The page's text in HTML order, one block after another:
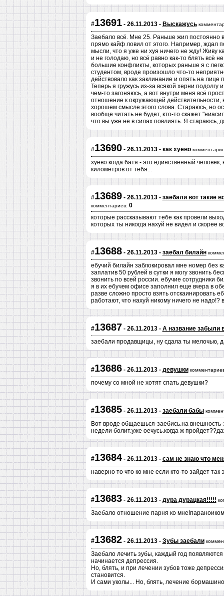
#13691- 26.11.2013 - Выскажусь
Заебало всё. Мне 25. Раньше жил постоянно
прямо кайф ловил от этого. Например, ждал
мысли, что я уже ни хуя ничего не жду! Живу
и не голодаю, но всё равно как-то блять всё
большие конфликты, которых раньше я с
студентом, вроде произошло что-то
действовало как заклинание и опять на
Теперь я гружусь из-за всякой херни
чем-то загоняюсь, а вот внутри меня всё
отношение к окружающей действительности,
хорошем смысле этого слова. Стараюсь, но
вообще читать не будет, кто-то скажет
что вы уже не в силах повлиять. Я стараюсь,
#13690- 26.11.2013 - как хуево
хуево когда батя - это единственный
километров от тебя...
#13689- 26.11.2013 - заебали вот такие
комментариев: 0
которые рассказывают тебе как провели
которых ты никогда нахуй не видел и скорее
#13688- 26.11.2013 - заебал билайн
ебучий билайн заблокировал мне номер без
заплатив 50 рублей в сутки я могу звонить
звонить по всей россии. ебучие сотрудники
я в их ебучем офисе заполнил еще вчера в
разве сложно просто взять отскаинировать
работают, что нахуй никому ничего не надо!?
#13687 - 26.11.2013 - А название забыли
заебали продавщицы, ну сдала ты мелочью,
#13686- 26.11.2013 - девушки
почему со мной не хотят спать девушки?
#13685- 26.11.2013 - заебали бабы
Вот вроде общаешься-заебись.на
недели болит.уже оечусь.когда ж
#13684- 26.11.2013 - сам не знаю что
наверно то что ко мне если кто-то зайдет
#13683- 26.11.2013 - дура дурацкая!!!!!
Заебало отношение парня ко мне!параноиком
#13682- 26.11.2013 - Зубы заебали
Заебало лечить зубы, каждый год
начинается депрессия.
Но, блять, и при лечении зубов тоже
становится.
И сами уколы... Но, блять, лечение